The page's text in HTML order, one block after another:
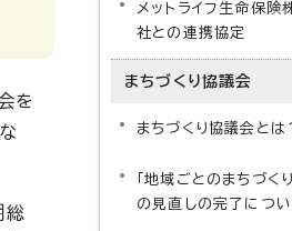
を
総
メットライフ生命保険
社との連携協定
まちづくり協議会
まちづくり協議会とは
「地域ごとのまちづく
の見直しの完了につ